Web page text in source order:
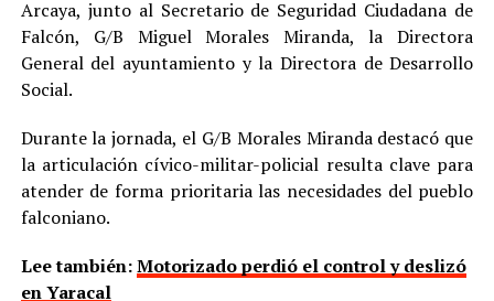
Arcaya, junto al Secretario de Seguridad Ciudadana de
Falcón, G/B Miguel Morales Miranda, la Directora
General del ayuntamiento y la Directora de Desarrollo
Social.
Durante la jornada, el G/B Morales Miranda destacó que
la articulación cívico-militar-policial resulta clave para
atender de forma prioritaria las necesidades del pueblo
falconiano.
Lee también:Motorizado perdió el control y deslizó
en Yaracal